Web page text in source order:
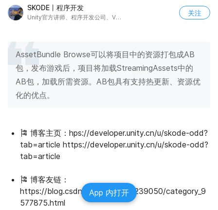
SKODE丨程序开发
Unity官方讲师、程序开发公司、V：skode520
关注
AssetBundle Browse可以将项目中的资源打包成AB
包，发布游戏后，项目将加载StreamingAssets中的
AB包，加载所需资源。AB包具有支持热更新、资源优
化的优点。
🎏 博客主页：hps://developer.unity.cn/u/skode-odd?
tab=article https://developer.unity.cn/u/skode-odd?
tab=article
🎏 博客友链：
https://blog.csdn.net/weixin_38239050/category_9
577875.html
App 内打开